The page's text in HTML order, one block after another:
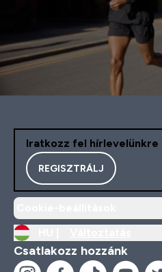
Iratkozz fel hírlevelünkre
REGISZTRÁLJ
Csatlakozz hozzánk